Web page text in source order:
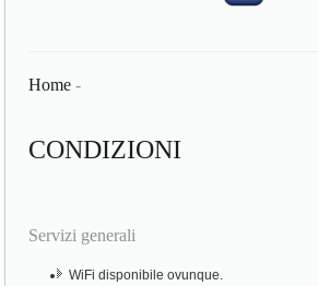
Home -
CONDIZIONI
Servizi generali
WiFi disponibile ovunque.